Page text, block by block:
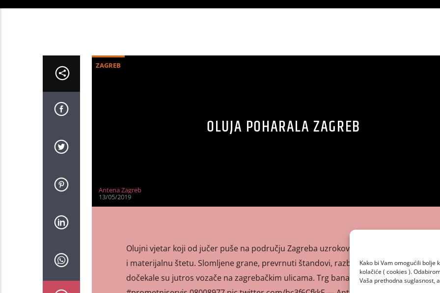
Kako bi Vam omogućili bolje
kolačiće ( cookies ).
Vaša prethodna suglasnost,
ZAGREB
OLUJA POHARALA ZAGREB
Antena Zagreb
13/05/2019
Olujni vjetar koji od jučer puše na području Zagreba uzrokovao je mnoge probleme
i materijalnu štetu. Slomljene grane, prevrnuti štandovi, razbacane kante za smeće
dočekale su jutros vozače na zagrebačkim ulicama. Trg bana Jelačića